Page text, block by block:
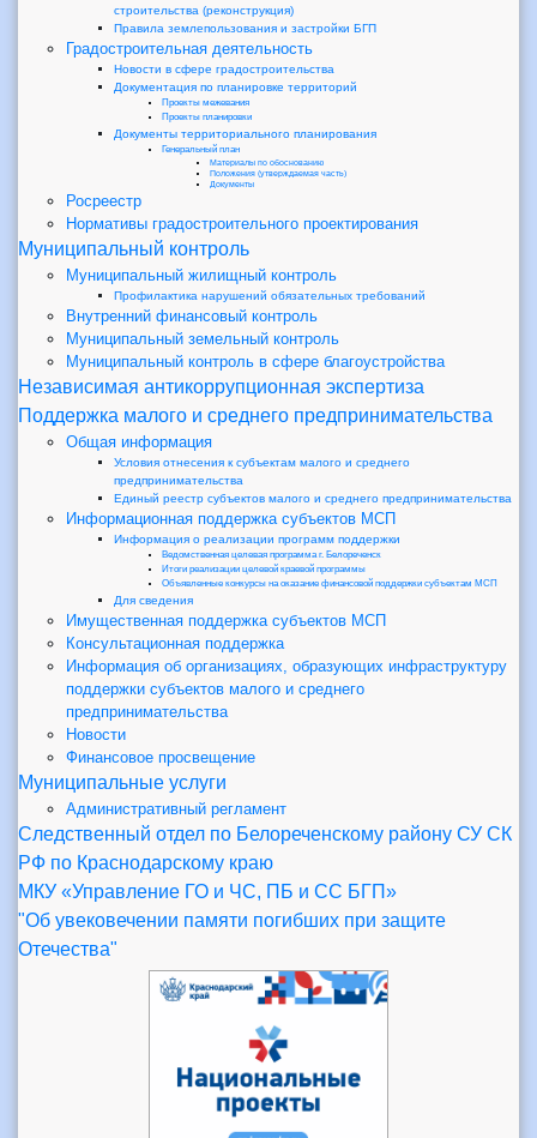
строительства (реконструкция)
Правила землепользования и застройки БГП
Градостроительная деятельность
Новости в сфере градостроительства
Документация по планировке территорий
Проекты межевания
Проекты планировки
Документы территориального планирования
Генеральный план
Материалы по обоснованию
Положения (утверждаемая часть)
Документы
Росреестр
Нормативы градостроительного проектирования
Муниципальный контроль
Муниципальный жилищный контроль
Профилактика нарушений обязательных требований
Внутренний финансовый контроль
Муниципальный земельный контроль
Муниципальный контроль в сфере благоустройства
Независимая антикоррупционная экспертиза
Поддержка малого и среднего предпринимательства
Общая информация
Условия отнесения к субъектам малого и среднего
предпринимательства
Единый реестр субъектов малого и среднего предпринимательства
Информационная поддержка субъектов МСП
Информация о реализации программ поддержки
Ведомственная целевая программа г. Белореченск
Итоги реализации целевой краевой программы
Объявленные конкурсы на оказание финансовой поддержки субъектам МСП
Для сведения
Имущественная поддержка субъектов МСП
Консультационная поддержка
Информация об организациях, образующих инфраструктуру
поддержки субъектов малого и среднего
предпринимательства
Новости
Финансовое просвещение
Муниципальные услуги
Административный регламент
Следственный отдел по Белореченскому району СУ СК
РФ по Краснодарскому краю
МКУ «Управление ГО и ЧС, ПБ и СС БГП»
"Об увековечении памяти погибших при защите
Отечества"